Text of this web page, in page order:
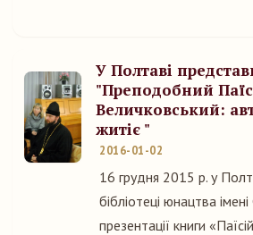
У Полтаві
"Преподобний
Величковський:
житіє "
2016-01-02
16 грудня 2015 р. у
бібліотеці юнацтва
презентації книги